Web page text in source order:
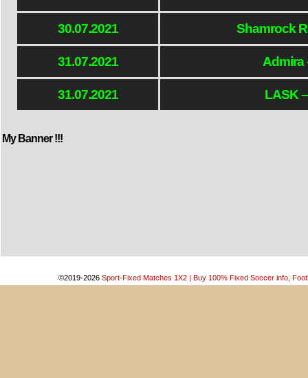
30.07.2021 Shamrock
31.07.2021 Admira
31.07.2021 LASK
My Banner !!!
©2019-2026 Sport-Fixed Matches 1X2 | Buy 100% Fixed Soccer info,